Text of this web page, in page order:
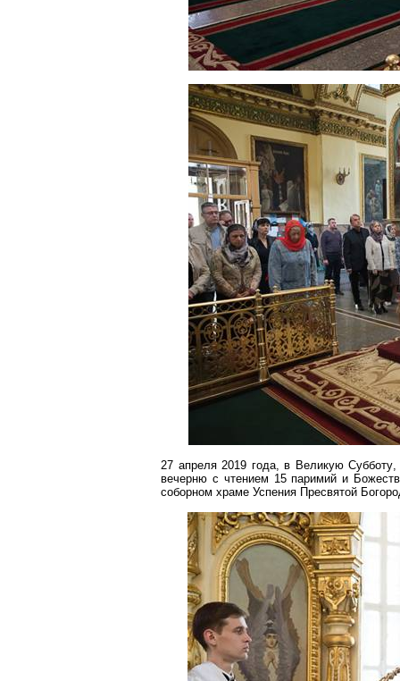
27 апреля 2019 года, в Великую
вечерню с чтением 15паримий и
соборном храме Успения Пресвятой